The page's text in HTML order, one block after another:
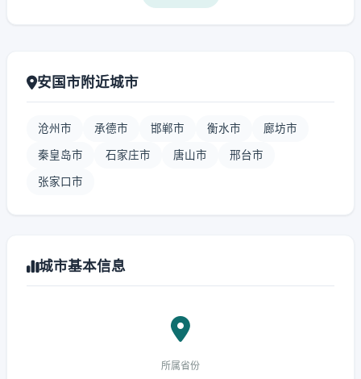
安国市附近城市
沧州市 承德市 邯郸市 衡水市 廊坊市
秦皇岛市 石家庄市 唐山市 邢台市
张家口市
城市基本信息
所属省份